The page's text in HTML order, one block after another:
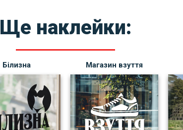
Ще наклейки:
Білизна Магазин взуття